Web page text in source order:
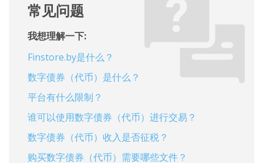
常见问题
我想理解一下:
Finstore.by是什么？
数字债券（代币）是什么？
平台有什么限制？
谁可以使用数字债券（代币）进行交易？
数字债券（代币）收入是否征税？
购买数字债券（代币）需要哪些文件？